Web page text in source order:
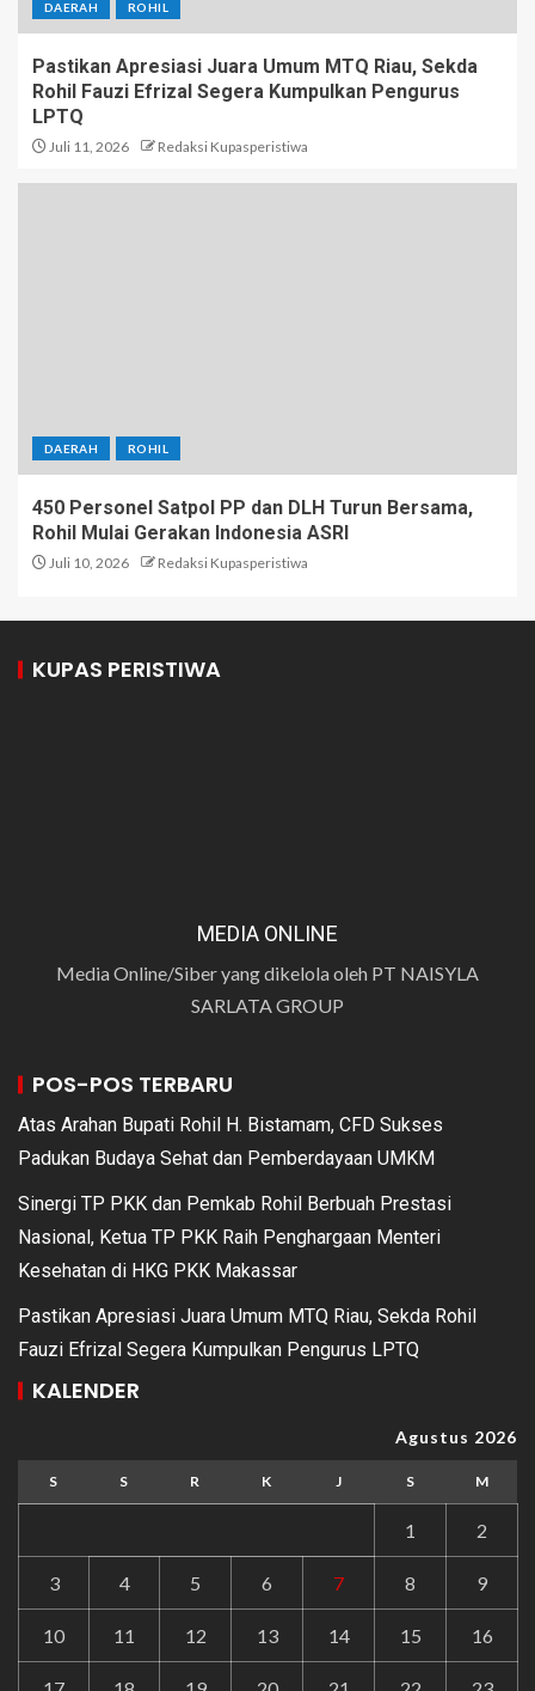
DAERAH ROHIL
Pastikan Apresiasi Juara Umum MTQ Riau, Sekda
Rohil Fauzi Efrizal Segera Kumpulkan Pengurus
LPTQ
Juli 11, 2026 Redaksi Kupasperistiwa
DAERAH ROHIL
450 Personel Satpol PP dan DLH Turun Bersama,
Rohil Mulai Gerakan Indonesia ASRI
Juli 10, 2026 Redaksi Kupasperistiwa
KUPAS PERISTIWA
MEDIA ONLINE
Media Online/Siber yang dikelola oleh PT NAISYLA
SARLATA GROUP
POS-POS TERBARU
Atas Arahan Bupati Rohil H. Bistamam, CFD Sukses
Padukan Budaya Sehat dan Pemberdayaan UMKM
Sinergi TP PKK dan Pemkab Rohil Berbuah Prestasi
Nasional, Ketua TP PKK Raih Penghargaan Menteri
Kesehatan di HKG PKK Makassar
Pastikan Apresiasi Juara Umum MTQ Riau, Sekda Rohil
Fauzi Efrizal Segera Kumpulkan Pengurus LPTQ
KALENDER
Agustus 2026
S S R K J S M
1 2
3 4 5 6 7 8 9
10 11 12 13 14 15 16